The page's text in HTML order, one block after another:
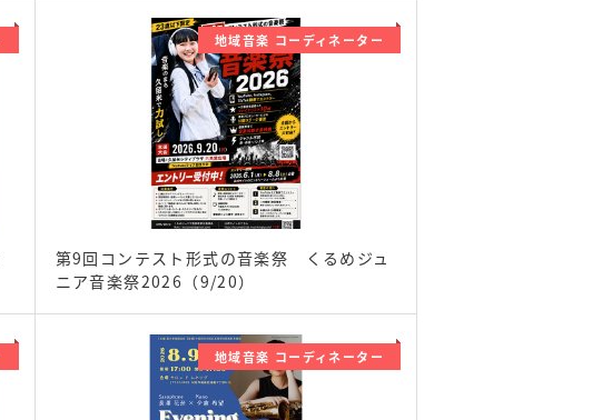
地域音楽 コーディネーター
第9回コンテスト形式の音楽祭 くるめジュ
ニア音楽祭2026（9/20）
地域音楽 コーディネーター